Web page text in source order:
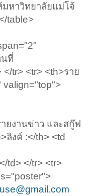
มหาวิทยาลัยแม่โจ้
table>
นที่
tr> <tr> <th>ราย
valign="top">
ยงานข่าว และสกู๊ฟ
ลิงค์ :</th> <td
</td> </tr> <tr>